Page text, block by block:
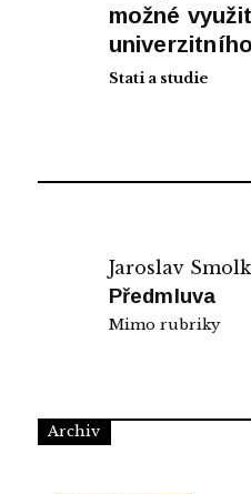
možné
Stati a studie
Jaroslav
Předmluva
Mimo rubriky
Archiv